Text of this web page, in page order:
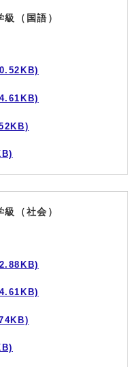
（国語）
（社会）